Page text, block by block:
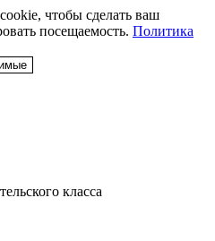
чтобы сделать ваш
посещаемость. Политика
класса